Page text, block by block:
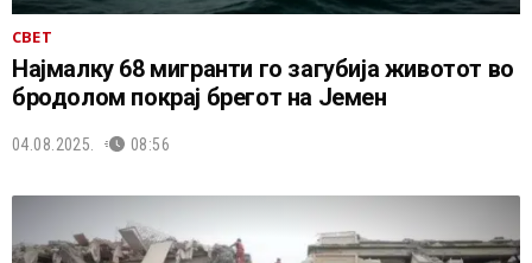
СВЕТ
Најмалку 68 мигранти го загубија животот во
бродолом покрај брегот на Јемен
04.08.2025. 08:56